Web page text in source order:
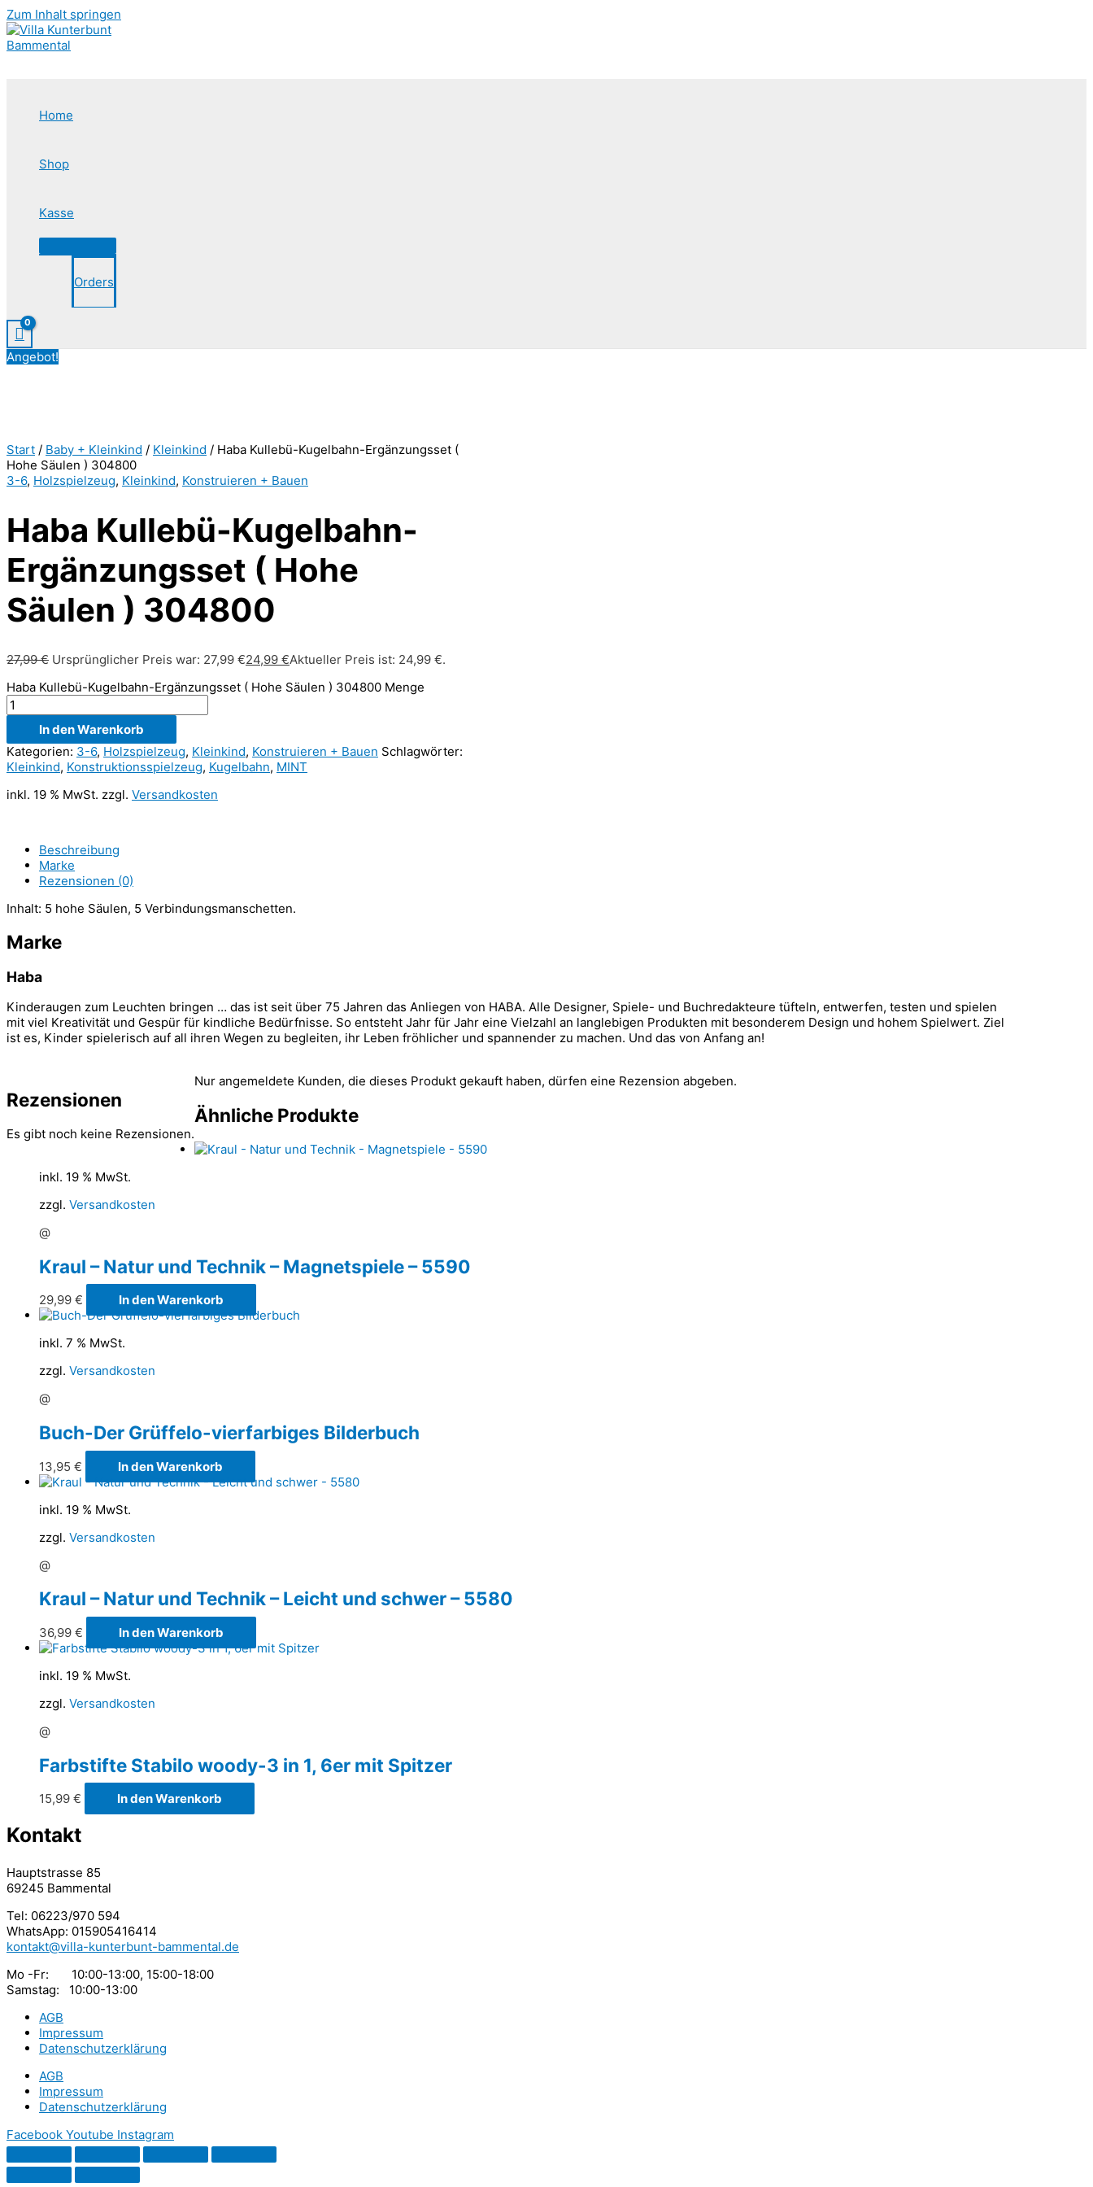
Zum Inhalt springen
Home
Shop
Kasse
Orders
Angebot!
Start / Baby + Kleinkind / Kleinkind / Haba Kullebü-Kugelbahn-Ergänzungsset (
Hohe Säulen ) 304800
3-6, Holzspielzeug, Kleinkind, Konstruieren + Bauen
Haba Kullebü-Kugelbahn-
Ergänzungsset ( Hohe
Säulen ) 304800
27,99€ Ursprünglicher Preis war: 27,99 €24,99 €Aktueller Preis ist: 24,99 €.
Haba Kullebü-Kugelbahn-Ergänzungsset ( Hohe Säulen ) 304800 Menge
In den Warenkorb
Kategorien: 3-6, Holzspielzeug, Kleinkind, Konstruieren + Bauen Schlagwörter:
Kleinkind, Konstruktionsspielzeug, Kugelbahn, MINT
inkl. 19 % MwSt. zzgl. Versandkosten
Beschreibung
Marke
Rezensionen (0)
Inhalt: 5 hohe Säulen, 5 Verbindungsmanschetten.
Marke
Haba
Kinderaugen zum Leuchten bringen … das ist seit über 75 Jahren das Anliegen von HABA. Alle Designer, Spiele- und Buchredakteure tüfteln, entwerfen, testen und spielen
mit viel Kreativität und Gespür für kindliche Bedürfnisse. So entsteht Jahr für Jahr eine Vielzahl an langlebigen Produkten mit besonderem Design und hohem Spielwert. Ziel
ist es, Kinder spielerisch auf all ihren Wegen zu begleiten, ihr Leben fröhlicher und spannender zu machen. Und das von Anfang an!
Rezensionen
Es gibt noch keine Rezensionen.
Nur angemeldete Kunden, die dieses Produkt gekauft haben, dürfen eine Rezension abgeben.
Ähnliche Produkte
inkl. 19 % MwSt.
zzgl. Versandkosten
@
Kraul – Natur und Technik – Magnetspiele – 5590
29,99 € In den Warenkorb
inkl. 7 % MwSt.
zzgl. Versandkosten
@
Buch-Der Grüffelo-vierfarbiges Bilderbuch
13,95 € In den Warenkorb
inkl. 19 % MwSt.
zzgl. Versandkosten
@
Kraul – Natur und Technik – Leicht und schwer – 5580
36,99 € In den Warenkorb
inkl. 19 % MwSt.
zzgl. Versandkosten
@
Farbstifte Stabilo woody-3 in 1, 6er mit Spitzer
15,99 € In den Warenkorb
Kontakt
Hauptstrasse 85
69245 Bammental
Tel: 06223/970 594
WhatsApp: 015905416414
kontakt@villa-kunterbunt-bammental.de
Mo -Fr: 10:00-13:00, 15:00-18:00
Samstag: 10:00-13:00
AGB
Impressum
Datenschutzerklärung
AGB
Impressum
Datenschutzerklärung
Facebook Youtube Instagram